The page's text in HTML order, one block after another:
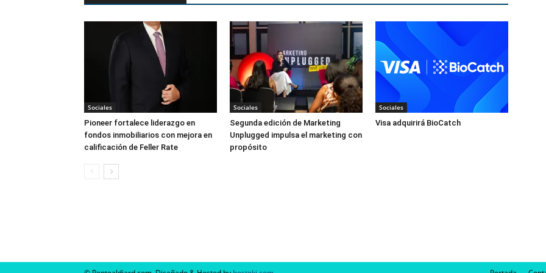
Sociales
Pioneer fortalece liderazgo en
fondos inmobiliarios con mejora en
calificación de Feller Rate
Sociales
Segunda edición de Marketing
Unplugged impulsa el marketing con
propósito
Sociales
Visa adquirirá BioCatch